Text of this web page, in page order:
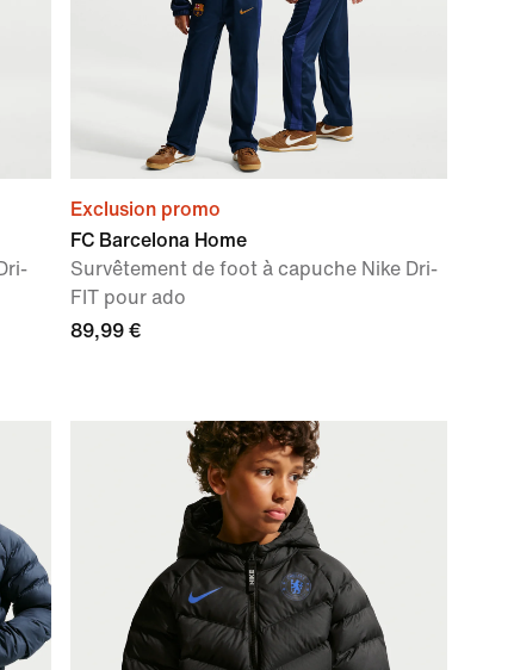
Exclusion promo
FC Barcelona Home
Survêtement de foot à capuche Nike Dri-
FIT pour ado
89,99 €